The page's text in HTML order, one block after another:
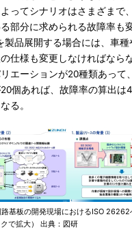
ってシナリオはさまざまで
部分に求められる故障率も
製品展開する場合には、車
仕様も変更しなければなら
エーションが20種類あって
個あれば、故障率の算出は
る。
路基板の開発現場におけるISO 26262
クで拡大） 出典：図研